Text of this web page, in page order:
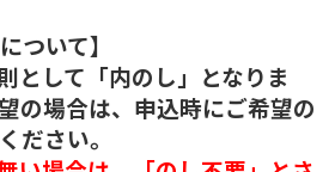
ついて】
として「内のし」となりま
の場合は、申込時にご希望の
ださい。